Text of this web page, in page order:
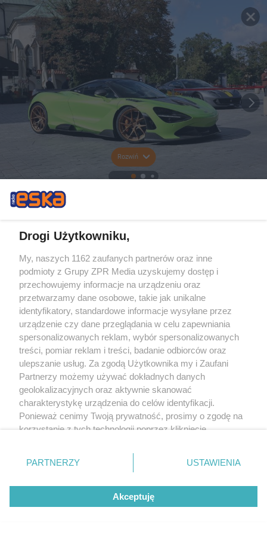
Rozwiń
Drogi Użytkowniku,
My, naszych 1162 zaufanych partnerów oraz inne
podmioty z Grupy ZPR Media uzyskujemy dostęp i
przechowujemy informacje na urządzeniu oraz
przetwarzamy dane osobowe, takie jak unikalne
identyfikatory, standardowe informacje wysyłane przez
urządzenie czy dane przeglądania w celu zapewniania
spersonalizowanych reklam, wybór spersonalizowanych
treści, pomiar reklam i treści, badanie odbiorców oraz
ulepszanie usług. Za zgodą Użytkownika my i Zaufani
Partnerzy możemy używać dokładnych danych
geolokalizacyjnych oraz aktywnie skanować
charakterystykę urządzenia do celów identyfikacji.
Ponieważ cenimy Twoją prywatność, prosimy o zgodę na
korzystanie z tych technologii poprzez kliknięcie
zmienić/wycofać klikając przycisk ustawień prywatności
znajdujący się w lewym dolnym rogu strony
rodzaje przetwarzania danych nie wymagają zgody
użytkownika, ale masz prawo sprzeciwić się takiemu
przetwarzaniu. Preferencje będą miały zastosowanie tylko
PARTNERZY USTAWIENIA
Akceptuję